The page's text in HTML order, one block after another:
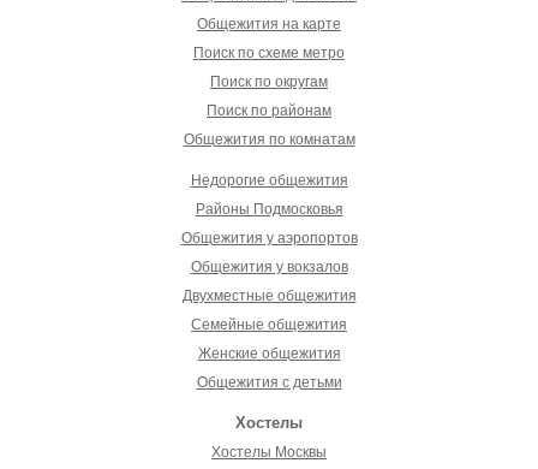
Общежития на карте
Поиск по схеме метро
Поиск по округам
Поиск по районам
Общежития по комнатам
Недорогие общежития
Районы Подмосковья
Общежития у аэропортов
Общежития у вокзалов
Двухместные общежития
Семейные общежития
Женские общежития
Общежития с детьми
Хостелы
Хостелы Москвы